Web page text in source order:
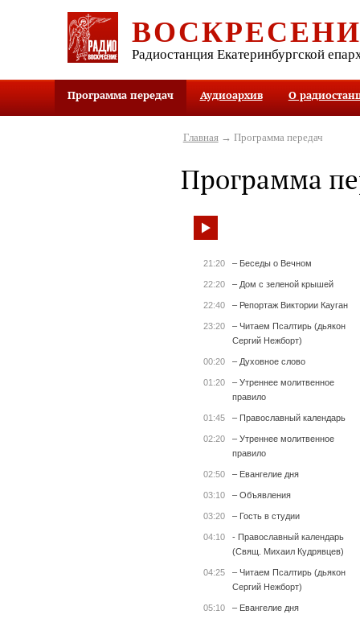
Радиостанция Екатеринбургской
Программа передач Аудиоархив О
Главная→ Программа передач
Программа
21:20 – Беседы о Вечном
22:20 – Дом с зеленой крышей
22:40 – Репортаж Виктории Кауган
23:20
– Читаем Псалтирь (дьякон
Сергий Нежборт)
00:20 – Духовное слово
01:20
– Утреннее молитвенное
правило
01:45 – Православный календарь
02:20
– Утреннее молитвенное
правило
02:50 – Евангелие дня
03:10 – Объявления
03:20 – Гость в студии
04:10
- Православный календарь
(Свящ. Михаил Кудрявцев)
04:25
– Читаем Псалтирь (дьякон
Сергий Нежборт)
05:10 – Евангелие дня